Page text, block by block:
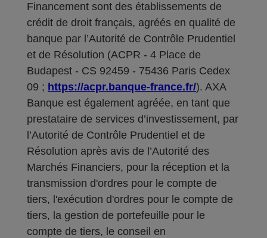
Financement sont des établissements de
crédit de droit français, agréés en qualité de
banque par l’Autorité de Contrôle Prudentiel
et de Résolution (ACPR - 4 Place de
Budapest - CS 92459 - 75436 Paris Cedex
09 ; https://acpr.banque-france.fr/). AXA
Banque est également agréée, en tant que
prestataire de services d’investissement, par
l’Autorité de Contrôle Prudentiel et de
Résolution après avis de l’Autorité des
Marchés Financiers, pour la réception et la
transmission d'ordres pour le compte de
tiers, l'exécution d'ordres pour le compte de
tiers, la gestion de portefeuille pour le
compte de tiers, le conseil en